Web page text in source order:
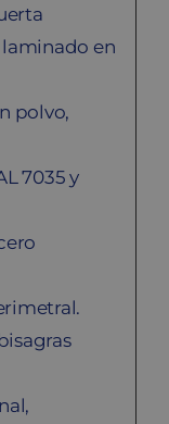
en
polvo,
7035 y